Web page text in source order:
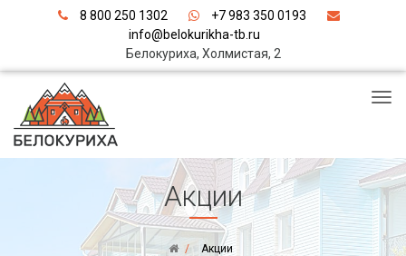
8 800 250 1302
+7 983 350 0193
info@belokurikha-tb.ru
Белокуриха, Холмистая, 2
Акции
Акции